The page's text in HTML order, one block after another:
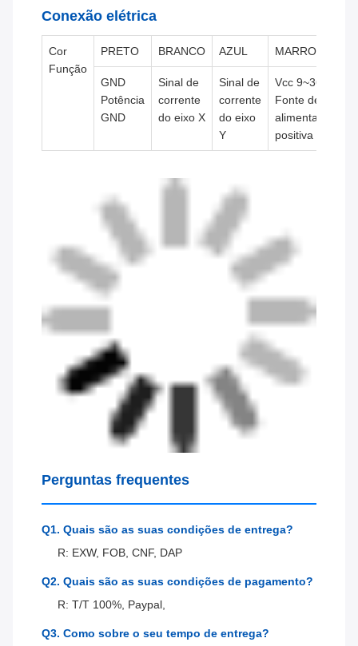
Conexão elétrica
Cor
Função
PRETO BRANCO AZUL MARROM
GND
Potência
GND
Sinal de
corrente
do eixo X
Sinal de
corrente
do eixo
Y
Vcc 9~36V
Fonte de
alimentação
positiva
Perguntas frequentes
Q1. Quais são as suas condições de entrega?
R: EXW, FOB, CNF, DAP
Q2. Quais são as suas condições de pagamento?
R: T/T 100%, Paypal,
Q3. Como sobre o seu tempo de entrega?